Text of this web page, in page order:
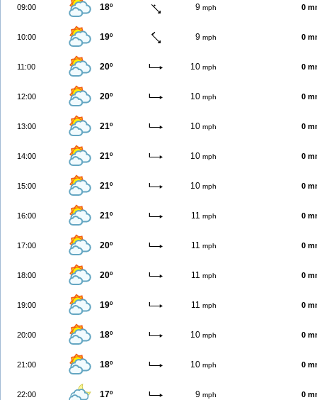
09:00 18º 9 mph 0
10:00 19º 9 mph 0
11:00 20º 10 mph 0
12:00 20º 10 mph 0
13:00 21º 10 mph 0
14:00 21º 10 mph 0
15:00 21º 10 mph 0
16:00 21º 11 mph 0
17:00 20º 11 mph 0
18:00 20º 11 mph 0
19:00 19º 11 mph 0
20:00 18º 10 mph 0
21:00 18º 10 mph 0
22:00 17º 9 mph 0